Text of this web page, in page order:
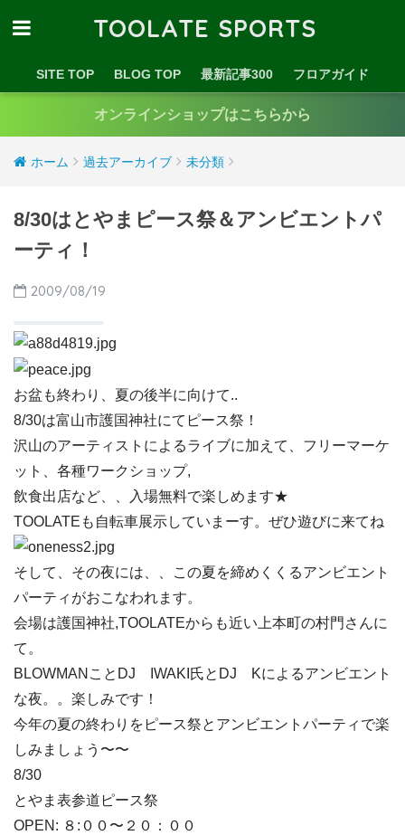
TOOLATE SPORTS
SITE TOP BLOG TOP 最新記事300 フロアガイド
オンラインショップはこちらから
ホーム 過去アーカイブ 未分類
8/30はとやまピース祭＆アンビエントパ
ーティ！
2009/08/19
お盆も終わり、夏の後半に向けて..
8/30は富山市護国神社にてピース祭！
沢山のアーティストによるライブに加えて、フリーマーケ
ット、各種ワークショップ,
飲食出店など、、入場無料で楽しめます★
TOOLATEも自転車展示していまーす。ぜひ遊びに来てね
そして、その夜には、、この夏を締めくくるアンビエント
パーティがおこなわれます。
会場は護国神社,TOOLATEからも近い上本町の村門さんに
て。
BLOWMANことDJ IWAKI氏とDJ Kによるアンビエント
な夜。。楽しみです！
今年の夏の終わりをピース祭とアンビエントパーティで楽
しみましょう〜〜
8/30
とやま表参道ピース祭
OPEN: ８:００〜２０：００